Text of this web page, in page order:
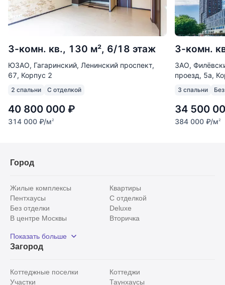
3-комн. кв., 130 м², 6/18 этаж
ЮЗАО, Гагаринский, Ленинский проспект,
67, Корпус 2
2 спальни С отделкой
40 800 000 ₽
314 000 ₽/м2
3-комн.
ЗАО,
проезд, 5а,
3 спальни
34 500
384 000 ₽/м2
Город
Жилые комплексы
Квартиры
Пентхаусы
С отделкой
Без отделки
Deluxe
В центре Москвы
Вторичка
Рядом с парком
С панорамными окнами
Показать больше
Загород
Коттеджные поселки
Коттеджи
Участки
Таунхаусы